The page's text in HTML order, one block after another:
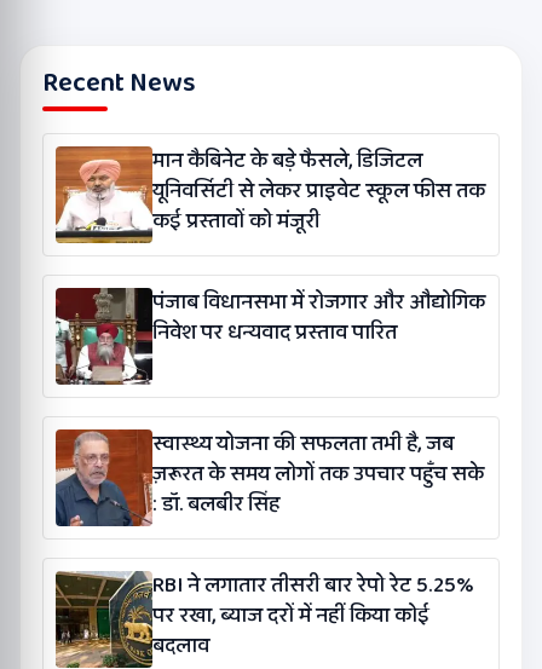
Recent News
मान कैबिनेट के बड़े फैसले, डिजिटल
यूनिवर्सिटी से लेकर प्राइवेट स्कूल फीस तक
कई प्रस्तावों को मंजूरी
पंजाब विधानसभा में रोजगार और औद्योगिक
निवेश पर धन्यवाद प्रस्ताव पारित
स्वास्थ्य योजना की सफलता तभी है, जब
ज़रूरत के समय लोगों तक उपचार पहुँच सके
: डॉ. बलबीर सिंह
RBI ने लगातार तीसरी बार रेपो रेट 5.25%
पर रखा, ब्याज दरों में नहीं किया कोई
बदलाव